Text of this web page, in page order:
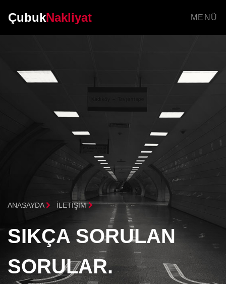
ÇubukNakliyat MENÜ
ANASAYDA İLETIŞIM
SIKÇA SORULAN
SORULAR.